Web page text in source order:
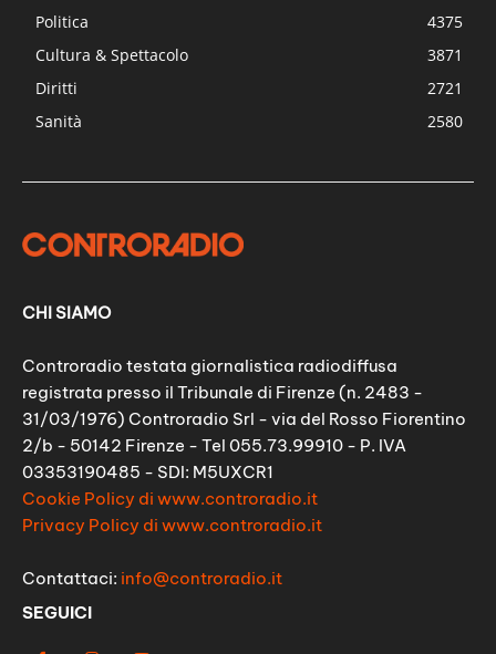
Politica
4375
Cultura & Spettacolo
3871
Diritti
2721
Sanità
2580
CHI SIAMO
Controradio testata giornalistica radiodiffusa
registrata presso il Tribunale di Firenze (n. 2483 -
31/03/1976) Controradio Srl - via del Rosso Fiorentino
2/b - 50142 Firenze - Tel 055.73.99910 - P. IVA
03353190485 - SDI: M5UXCR1
Cookie Policy di www.controradio.it
Privacy Policy di www.controradio.it
Contattaci: info@controradio.it
SEGUICI